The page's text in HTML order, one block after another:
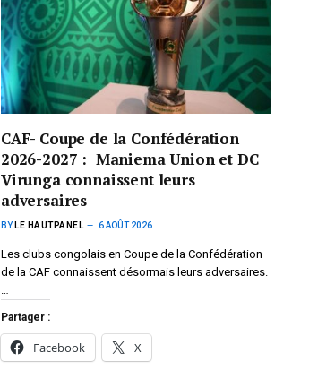
CAF- Coupe de la Confédération
2026-2027 : Maniema Union et DC
Virunga connaissent leurs
adversaires
BY LE HAUTPANEL 6 AOÛT 2026
Les clubs congolais en Coupe de la Confédération
de la CAF connaissent désormais leurs adversaires.
…
Partager :
Facebook X